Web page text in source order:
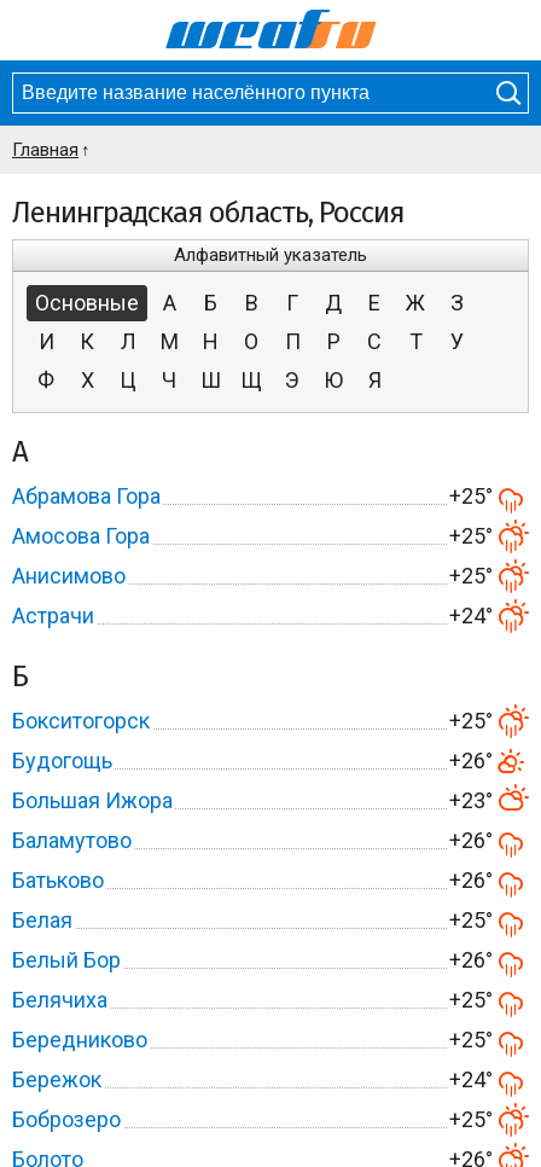
Главная
Ленинградская область, Россия
Алфавитный указатель
Основные А Б В Г Д Е Ж
З
И
К Л М Н О П Р С Т
У
Ф
Х Ц Ч Ш Щ Э Ю Я
А
Абрамова Гора
+25°
Амосова Гора
+25°
Анисимово
+25°
Астрачи
+24°
Б
Бокситогорск
+25°
Будогощь
+26°
Большая Ижора
+23°
Баламутово
+26°
Батьково
+26°
Белая
+25°
Белый Бор
+26°
Белячиха
+25°
Бередниково
+25°
Бережок
+24°
Боброзеро
+25°
Болото
+26°